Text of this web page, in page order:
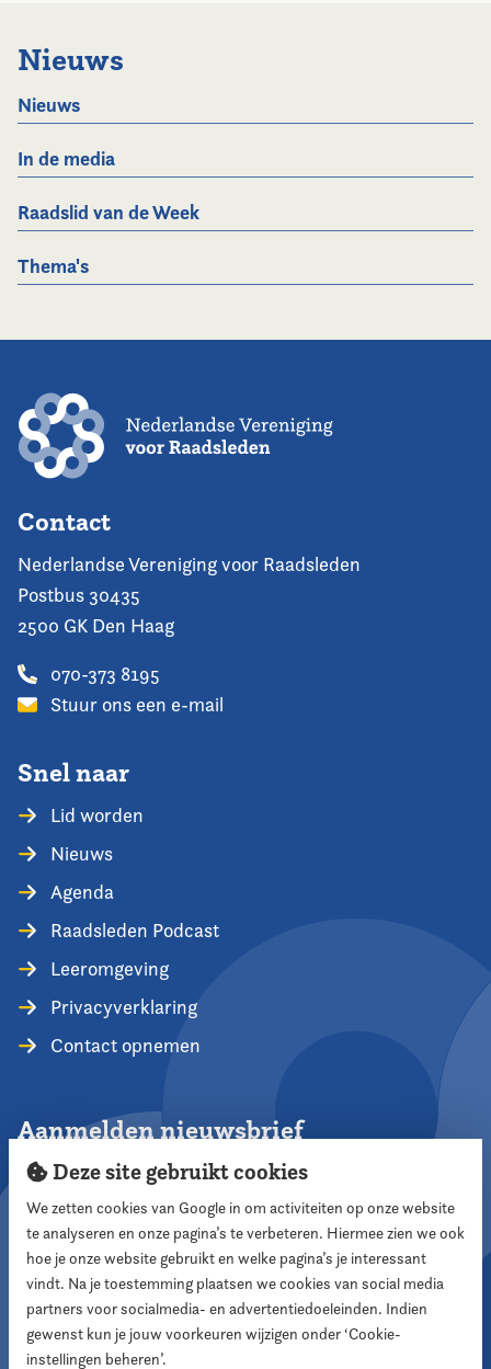
Nieuws
Nieuws
In de media
Raadslid van de Week
Thema's
Contact
Nederlandse Vereniging voor Raadsleden
Postbus 30435
2500 GK Den Haag
070-373 8195
Stuur ons een e-mail
Snel naar
Lid worden
Nieuws
Agenda
Raadsleden Podcast
Leeromgeving
Privacyverklaring
Contact opnemen
Aanmelden nieuwsbrief
Aanmelden
Volg ons
Deze site gebruikt cookies
We zetten cookies van Google in om activiteiten op onze website
te analyseren en onze pagina’s te verbeteren. Hiermee zien we ook
hoe je onze website gebruikt en welke pagina’s je interessant
vindt. Na je toestemming plaatsen we cookies van social media
partners voor socialmedia- en advertentiedoeleinden. Indien
gewenst kun je jouw voorkeuren wijzigen onder ‘Cookie-
instellingen beheren’.